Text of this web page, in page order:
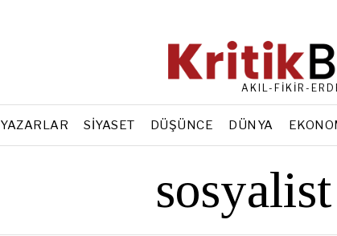
AKIL-FİKİR-
YAZARLAR SIYASET DÜŞÜNCE DÜNYA